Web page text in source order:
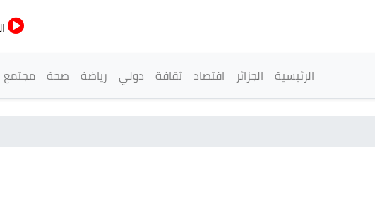
القائمة الرئيسية
الرئيسية الجزائر اقتصاد ثقافة دولي رياضة صحة مجتمع